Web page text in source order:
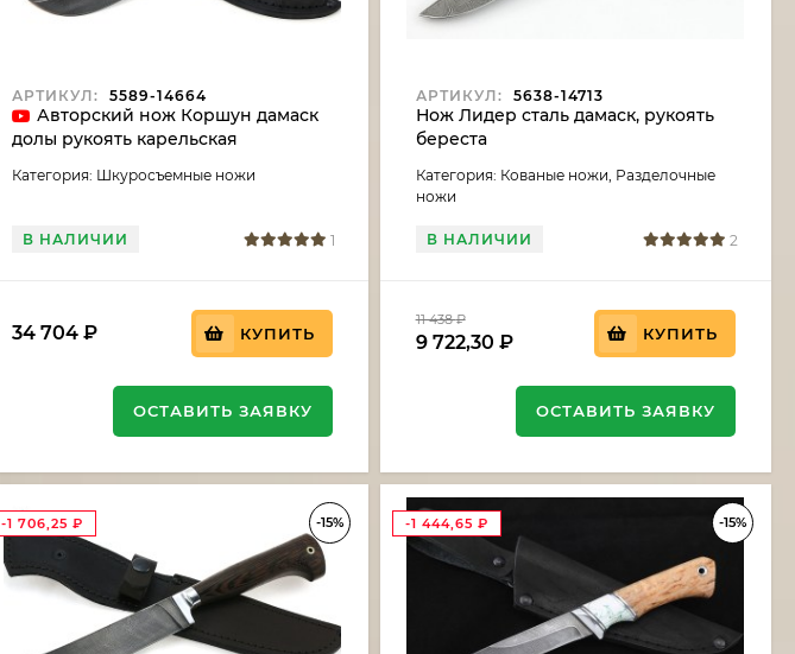
АРТИКУЛ: 5589-14664
Авторский нож Коршун дамаск
долы рукоять карельская
инкрустацией
Категория: Шкуросъемные ножи
В НАЛИЧИИ 1
34 704₽ КУПИТЬ
ОСТАВИТЬ ЗАЯВКУ
АРТИКУЛ: 5638-14713
Нож Лидер сталь дамаск, рукоять
береста
Категория: Кованые ножи, Разделочные
ножи
В НАЛИЧИИ 2
11 438₽
9 722,30 ₽ КУПИТЬ
ОСТАВИТЬ ЗАЯВКУ
-15%
-1 706,25₽ -15%
-1 444,65 ₽